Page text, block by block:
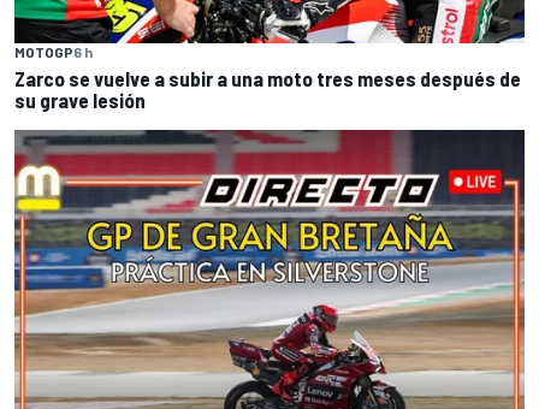
MOTOGP6 h
Zarco se vuelve a subir a una moto tres meses después de
su grave lesión